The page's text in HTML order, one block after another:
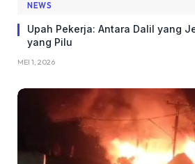
NEWS
Upah Pekerja: Antara Dalil yang
yang Pilu
MEI 1, 2026